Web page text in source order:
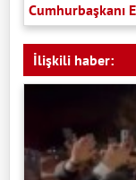
Cumhurbaşkanı
İlişkili haber: